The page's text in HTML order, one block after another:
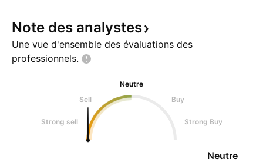
Note des analystes
Une vue d'ensemble des évaluations des
professionnels.
Neutre
Sell
Buy
Strong sell Strong Buy
Neutre